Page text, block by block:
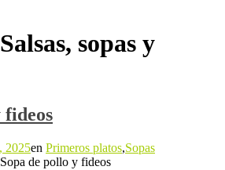
Salsas, sopas y
fideos
2025en Primeros platos,Sopas